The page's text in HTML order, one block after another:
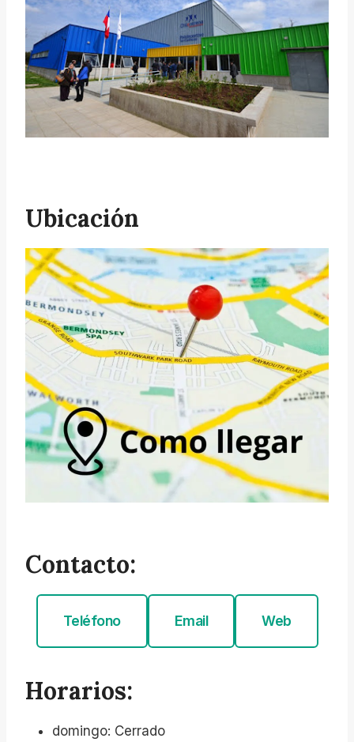
Ubicación
Contacto:
Teléfono Email Web
Horarios:
domingo: Cerrado